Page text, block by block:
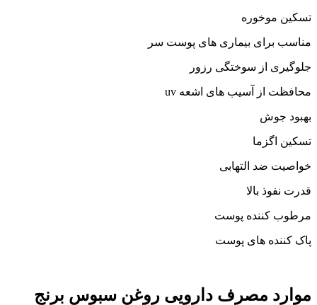
تسکین موخوره
مناسب برای بیماری های پوست سر
جلوگیری از سوختگی رزور
محافظت از آسیب های اشعه uv
بهبود جوش
تسکین اگزما
خواصیت ضد التهابی
قدرت نفوذ بالا
مرطوب کننده پوست
پاک کننده های پوست
موارد مصرف دارویی روغن سبوس برنج